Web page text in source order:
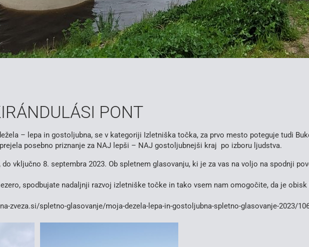
PONT
– lepa in gostoljubna, se v kategoriji Izletniška točka, za prvo mesto poteguje tudi
posebno priznanje za NAJ lepši – NAJ gostoljubnejši kraj po izboru ljudstva.
vključno 8. septembra 2023. Ob spletnem glasovanju, ki je za vas na voljo na spodnji
spodbujate nadaljnji razvoj izletniške točke in tako vsem nam omogočite, da je
zveza.si/spletno-glasovanje/moja-dezela-lepa-in-gostoljubna-spletno-glasovanje-2023/